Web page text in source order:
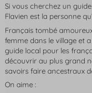
Si vous cherchez un
Flavien est la personne
Français tombé
femme dans le village et
guide local pour les
découvrir au plus grand
savoirs faire ancestraux
On aime :